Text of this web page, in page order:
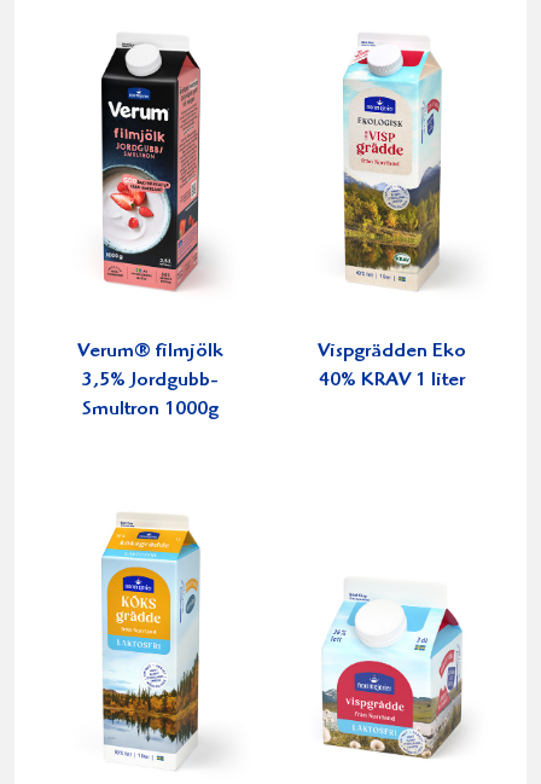
Verum® filmjölk
3,5% Jordgubb-
Smultron 1000g
Vispgrädden Eko
40% KRAV 1 liter